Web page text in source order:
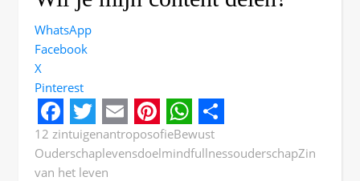
WhatsApp
Facebook
X
Pinterest
Facebook
Twitter
EmailPinterest
WhatsApp
Share
12 zintuigenantroposofieBewust
OuderschaplevensdoelmindfullnessouderschapZin
van het leven